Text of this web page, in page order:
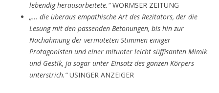
lebendig herausarbeitete.“WORMSER ZEITUNG
„… die überaus empathische Art des Rezitators, der die
Lesung mit den passenden Betonungen, bis hin zur
Nachahmung der vermuteten Stimmen einiger
Protagonisten und einer mitunter leicht süffisanten Mimik
und Gestik, ja sogar unter Einsatz des ganzen Körpers
unterstrich.“USINGER ANZEIGER